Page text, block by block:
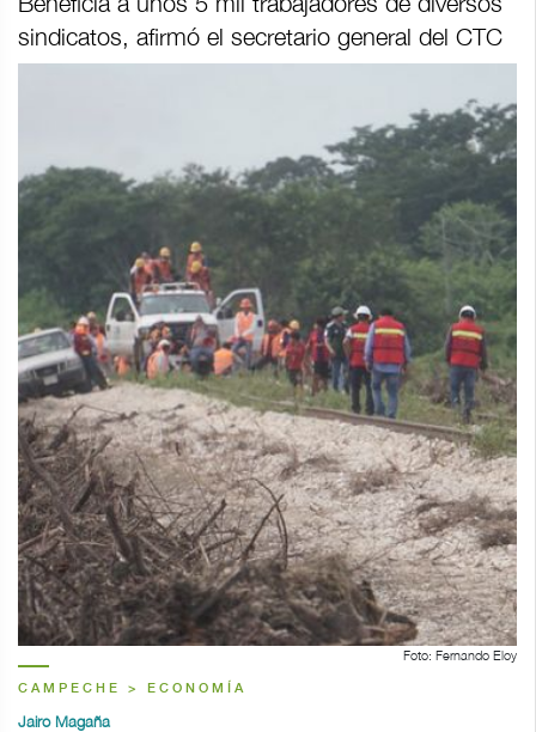
sindicatos, afirmó el secretario general del CTC
Foto: Fernando Eloy
CAMPECHE > ECONOMÍA
Jairo Magaña